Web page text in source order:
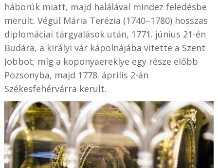
háborúk miatt, majd halálával mindez feledésbe
merült. Végül Mária Terézia (1740–1780) hosszas
diplomáciai tárgyalások után, 1771. június 21-én
Budára, a királyi vár kápolnájába vitette a Szent
Jobbot; míg a koponyaereklye egy része előbb
Pozsonyba, majd 1778. április 2-án
Székesfehérvárra került.